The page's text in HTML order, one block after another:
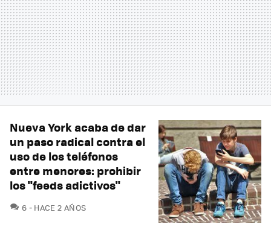
Nueva York acaba de dar
un paso radical contra el
uso de los teléfonos
entre menores: prohibir
los "feeds adictivos"
6 COMENTARIOS
HACE 2 AÑOS